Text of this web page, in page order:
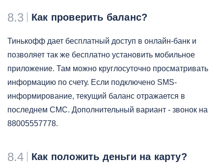
8.3 Как проверить баланс?
Тинькофф дает бесплатный доступ в онлайн-банк и
позволяет так же бесплатно установить мобильное
приложение. Там можно круглосуточно просматривать
информацию по счету. Если подключено SMS-
информирование, текущий баланс отражается в
последнем СМС. Дополнительный вариант - звонок на
88005557778.
8.4 Как положить деньги на карту?